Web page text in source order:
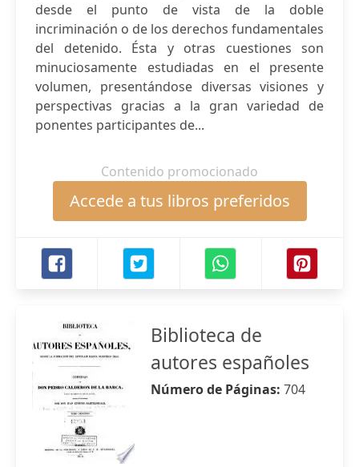
desde el punto de vista de la doble
incriminación o de los derechos fundamentales
del detenido. Ésta y otras cuestiones son
minuciosamente estudiadas en el presente
volumen, presentándose diversas visiones y
perspectivas gracias a la gran variedad de
ponentes participantes de...
Contenido promocionado
Accede a tus libros preferidos
Biblioteca de
autores españoles
Número de Páginas: 704